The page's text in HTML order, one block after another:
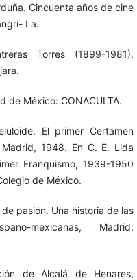
Cincuenta años de cine
La.
Torres (1899-1981).
de México: CONACULTA.
El primer Certamen
Madrid, 1948. En C. E. Lida
Franquismo, 1939-1950
de México.
pasión. Una historia de las
mexicanas, Madrid:
de Alcalá de Henares,